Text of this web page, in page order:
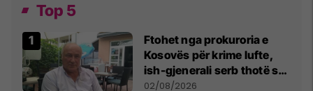
Top 5
Ftohet nga prokuroria e
Kosovës për krime lufte,
ish-gjenerali serb thotë se
dikush e tradhtoi në
02/08/2026